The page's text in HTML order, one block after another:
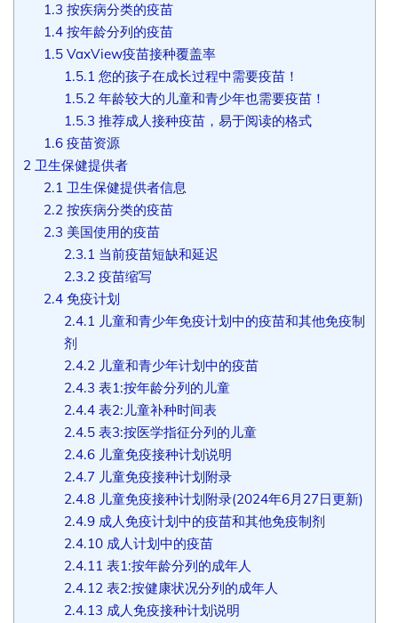
1.3 按疾病分类的疫苗
1.4按年龄分列的疫苗
1.5VaxView疫苗接种覆盖率
1.5.1 您的孩子在成长过程中需要疫苗！
1.5.2年龄较大的儿童和青少年也需要疫苗！
1.5.3 推荐成人接种疫苗，易于阅读的格式
1.6疫苗资源
2 卫生保健提供者
2.1 卫生保健提供者信息
2.2按疾病分类的疫苗
2.3 美国使用的疫苗
2.3.1 当前疫苗短缺和延迟
2.3.2疫苗缩写
2.4免疫计划
2.4.1 儿童和青少年免疫计划中的疫苗和其他免疫制
剂
2.4.2儿童和青少年计划中的疫苗
2.4.3 表1:按年龄分列的儿童
2.4.4表2:儿童补种时间表
2.4.5表3:按医学指征分列的儿童
2.4.6儿童免疫接种计划说明
2.4.7儿童免疫接种计划附录
2.4.8儿童免疫接种计划附录(2024年6月27日更新)
2.4.9成人免疫计划中的疫苗和其他免疫制剂
2.4.10成人计划中的疫苗
2.4.11 表1:按年龄分列的成年人
2.4.12表2:按健康状况分列的成年人
2.4.13 成人免疫接种计划说明